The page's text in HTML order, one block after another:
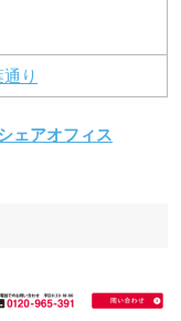
り
ェアオフィス